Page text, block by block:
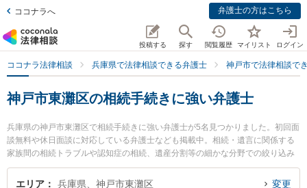
ココナラへ 弁護士の方はこちら
投稿する 探す 閲覧履歴 マイリスト ログイン
ココナラ法律相談 兵庫県で法律相談できる弁護士 神戸市で法律相談で
神戸市東灘区の相続手続きに強い弁護士
兵庫県の神戸市東灘区で相続手続きに強い弁護士が5名見つかりました。初回面
談無料や休日面談に対応している弁護士なども掲載中。相続・遺言に関係する
家族間の相続トラブルや認知症の相続、遺産分割等の細かな分野での絞り込み
検索もでき便利です。特に力新堂法律事務所の茅根 豪弁護士や力新堂法律事務
所の伊藤 英明弁護士、山の手法律事務所の木島 裕介弁護士のプロフィール情報
エリア 兵庫県、神戸市東灘区 変更